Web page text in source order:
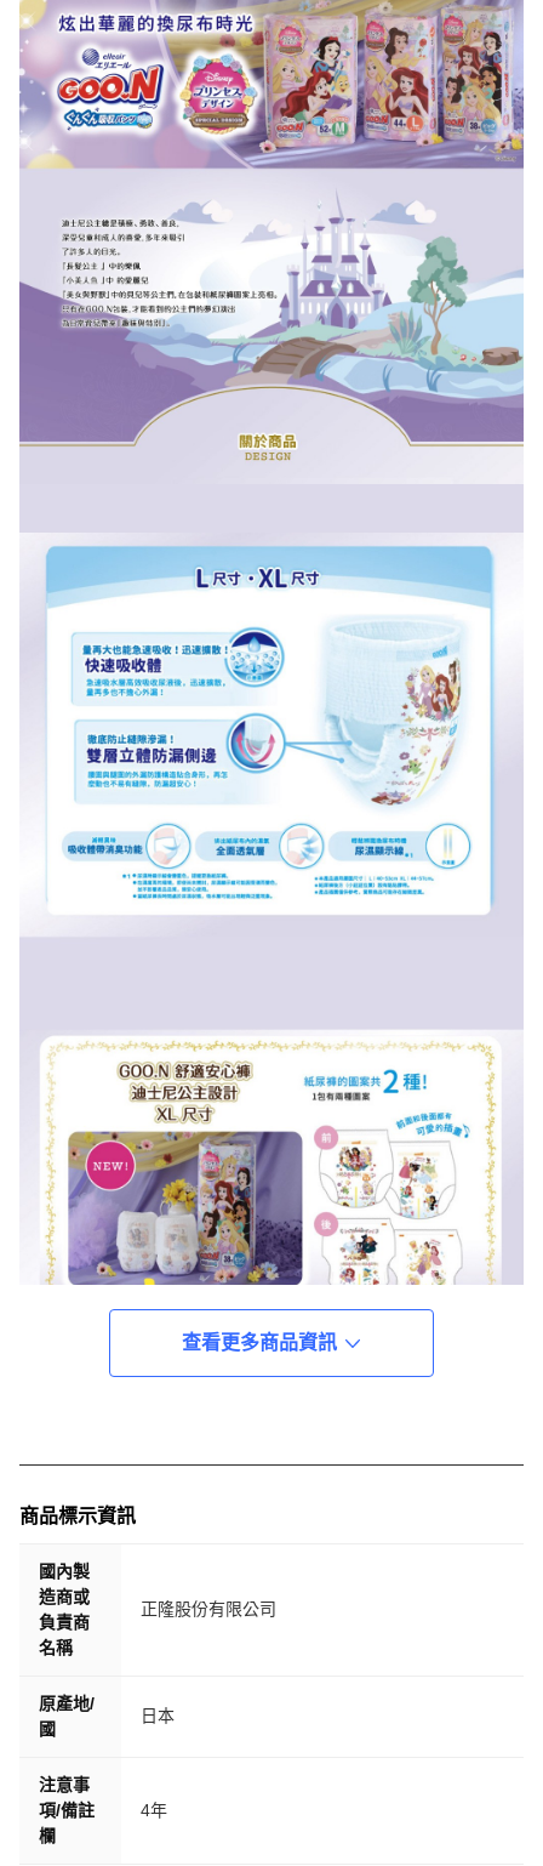
查看更多商品資訊
商品標示資訊
國內製
造商或
負責商
名稱
正隆股份有限公司
原產地/
國
日本
注意事
項/備註
欄
4年